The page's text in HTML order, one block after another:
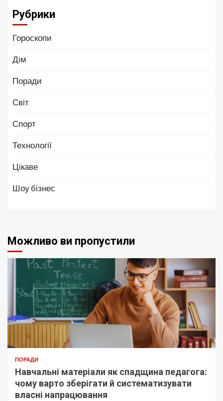
Рубрики
Гороскопи
Дім
Поради
Світ
Спорт
Технології
Цікаве
Шоу бізнес
Можливо ви пропустили
ПОРАДИ
Навчальні матеріали як спадщина педагога:
чому варто зберігати й систематизувати
власні напрацювання